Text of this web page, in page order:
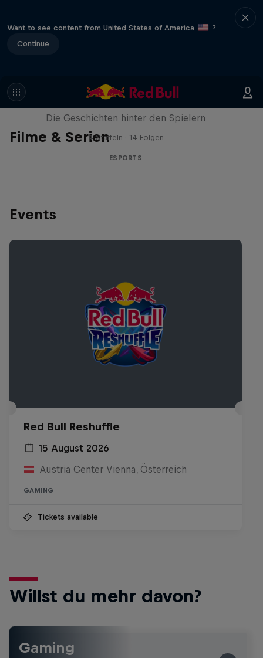
Want to see content from United States of America
?
Continue
Filme & Serien
Esports Unfold
Die Geschichten hinter den Spielern
4 Staffeln · 14 Folgen
ESPORTS
Events
Red Bull Reshuffle
15 August 2026
Austria Center Vienna, Österreich
GAMING
Tickets available
Willst du mehr davon?
Gaming